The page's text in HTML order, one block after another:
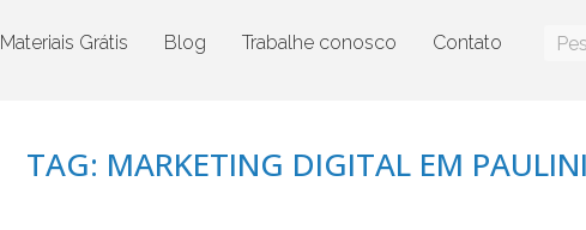
Materiais Grátis Blog Trabalhe conosco Contato
TAG: MARKETING DIGITAL EM